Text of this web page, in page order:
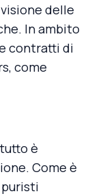
delle
In ambito
contratti di
come
è
Come è